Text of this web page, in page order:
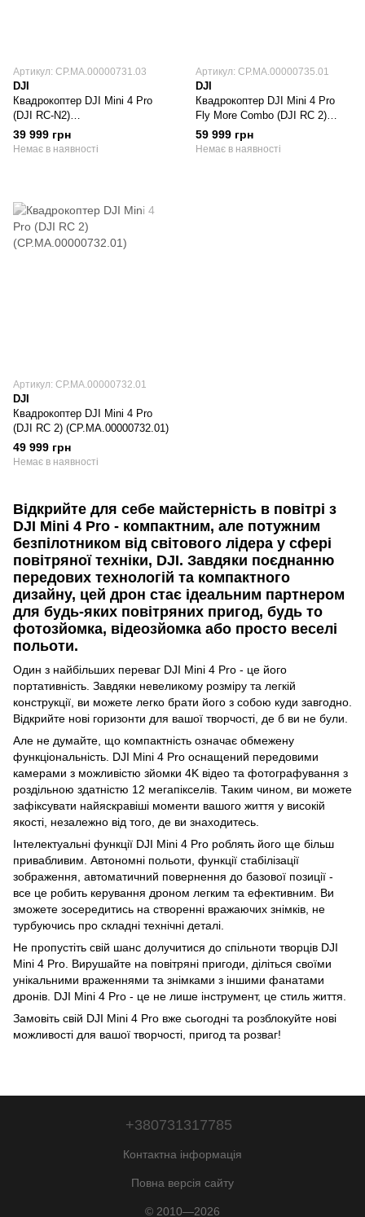
Відкрийте для себе майстерність в повітрі з
DJI Mini 4 Pro - компактним, але потужним
безпілотником від світового лідера у сфері
повітряної техніки, DJI. Завдяки поєднанню
передових технологій та компактного
дизайну, цей дрон стає ідеальним партнером
для будь-яких повітряних пригод, будь то
фотозйомка, відеозйомка або просто веселі
польоти.
Один з найбільших переваг DJI Mini 4 Pro - це його
портативність. Завдяки невеликому розміру та легкій
конструкції, ви можете легко брати його з собою куди завгодно.
Відкрийте нові горизонти для вашої творчості, де б ви не були.
Але не думайте, що компактність означає обмежену
функціональність. DJI Mini 4 Pro оснащений передовими
камерами з можливістю зйомки 4K відео та фотографування з
роздільною здатністю 12 мегапікселів. Таким чином, ви можете
зафіксувати найяскравіші моменти вашого життя у високій
якості, незалежно від того, де ви знаходитесь.
Інтелектуальні функції DJI Mini 4 Pro роблять його ще більш
привабливим. Автономні польоти, функції стабілізації
зображення, автоматичний повернення до базової позиції -
все це робить керування дроном легким та ефективним. Ви
зможете зосередитись на створенні вражаючих знімків, не
турбуючись про складні технічні деталі.
Не пропустіть свій шанс долучитися до спільноти творців DJI
Mini 4 Pro. Вирушайте на повітряні пригоди, діліться своїми
унікальними враженнями та знімками з іншими фанатами
дронів. DJI Mini 4 Pro - це не лише інструмент, це стиль життя.
Замовіть свій DJI Mini 4 Pro вже сьогодні та розблокуйте нові
можливості для вашої творчості, пригод та розваг!
Артикул: CP.MA.00000731.03
DJI
Квадрокоптер DJI Mini 4 Pro
(DJI RC-N2)
(CP.MA.00000731.03)
39 999 грн
Немає в наявності
Артикул: CP.MA.00000735.01
DJI
Квадрокоптер DJI Mini 4 Pro
Fly More Combo (DJI RC 2)
(CP.MA.00000735.01)
59 999 грн
Немає в наявності
Артикул: CP.MA.00000732.01
DJI
Квадрокоптер DJI Mini 4 Pro
(DJI RC 2) (CP.MA.00000732.01)
49 999 грн
Немає в наявності
+380731317785
Контактна інформація
Повна версія сайту
© 2010—2026